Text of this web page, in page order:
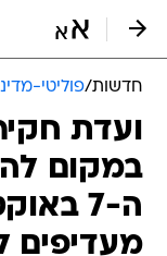
חדשות/פוליטי-
ועדת
במקום
ה-7
מעדיפים